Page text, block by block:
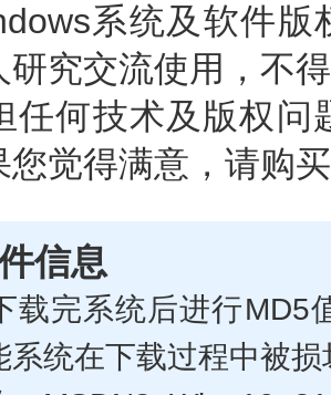
系统及软件版
研究交流使用，不
任何技术及版权问
您觉得满意，请购
信息
载完系统后进行MD5
系统在下载过程中被